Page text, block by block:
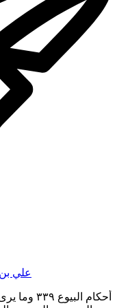
: فان اشترى دابة غائبة
يردها إلا من عيب ،
اشتری ثيابا غائبة أو
ينشرها فقد لزمته
زقاق ، أو زيتا كذلك.
يوزن. أو حيوانا ولم ير
ما اشترى من ذلك ،
الدواب الا واحدا
كما وصف له بخلاف ما
إن رأى بعض ذلك
وسقط خياره ، قال :
داخل فقد لزمته وسقط
زفرانه لا يسقط خياره
يوسف : لمس الأعمى
البيع ولا يردها الا
منسوبة الى الزط
علي
أحكام البيوع
٣٣٩